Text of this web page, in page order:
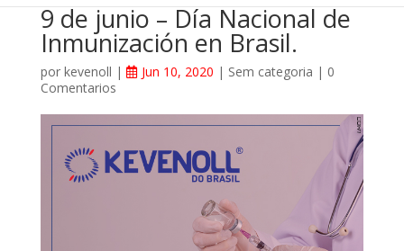
9 de junio – Día Nacional de
Inmunización en Brasil.
por kevenoll | Jun 10, 2020 | Sem categoria | 0
Comentarios